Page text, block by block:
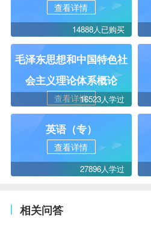
查看详情
14888人已购买
毛泽东思想和中国特色社
会主义理论体系概论
查看详情16523人学过
英语（专）
查看详情
27896人学过
相关问答